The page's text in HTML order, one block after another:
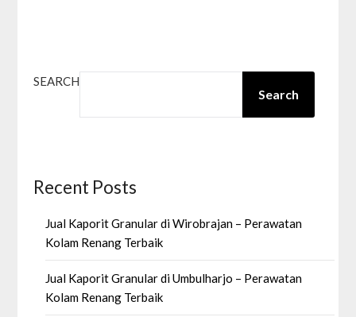
SEARCH
Search
Recent Posts
Jual Kaporit Granular di Wirobrajan – Perawatan
Kolam Renang Terbaik
Jual Kaporit Granular di Umbulharjo – Perawatan
Kolam Renang Terbaik